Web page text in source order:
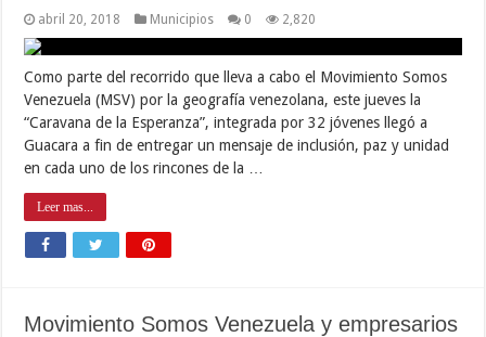
abril 20, 2018 Municipios 0 2,820
Como parte del recorrido que lleva a cabo el Movimiento Somos
Venezuela (MSV) por la geografía venezolana, este jueves la
“Caravana de la Esperanza”, integrada por 32 jóvenes llegó a
Guacara a fin de entregar un mensaje de inclusión, paz y unidad
en cada uno de los rincones de la …
Leer mas...
Movimiento Somos Venezuela y empresarios